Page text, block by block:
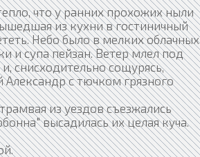
что у ранних прохожих ныли
из кухни в гостиничный
Небо было в мелких облачных
и супа пейзан. Ветер млел под
снисходительно сощурясь,
с тючком грязного
из уездов съезжались
высадилась их целая куча.